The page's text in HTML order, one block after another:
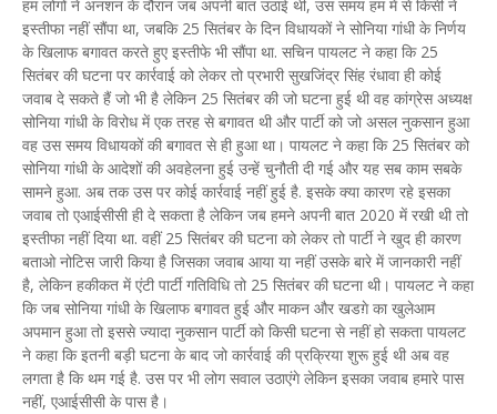
हम लोगों ने अनशन के दौरान जब अपनी बात उठाई थी, उस समय हम में से किसी ने
इस्तीफा नहीं सौंपा था, जबकि 25 सितंबर के दिन विधायकों ने सोनिया गांधी के निर्णय
के खिलाफ बगावत करते हुए इस्तीफे भी सौंपा था. सचिन पायलट ने कहा कि 25
सितंबर की घटना पर कार्रवाई को लेकर तो प्रभारी सुखजिंद्र सिंह रंधावा ही कोई
जवाब दे सकते हैं जो भी है लेकिन 25 सितंबर की जो घटना हुई थी वह कांग्रेस अध्यक्ष
सोनिया गांधी के विरोध में एक तरह से बगावत थी और पार्टी को जो असल नुकसान हुआ
वह उस समय विधायकों की बगावत से ही हुआ था। पायलट ने कहा कि 25 सितंबर को
सोनिया गांधी के आदेशों की अवहेलना हुई उन्हें चुनौती दी गई और यह सब काम सबके
सामने हुआ. अब तक उस पर कोई कार्रवाई नहीं हुई है. इसके क्या कारण रहे इसका
जवाब तो एआईसीसी ही दे सकता है लेकिन जब हमने अपनी बात 2020 में रखी थी तो
इस्तीफा नहीं दिया था. वहीं 25 सितंबर की घटना को लेकर तो पार्टी ने खुद ही कारण
बताओ नोटिस जारी किया है जिसका जवाब आया या नहीं उसके बारे में जानकारी नहीं
है, लेकिन हकीकत में एंटी पार्टी गतिविधि तो 25 सितंबर की घटना थी। पायलट ने कहा
कि जब सोनिया गांधी के खिलाफ बगावत हुई और माकन और खडग़े का खुलेआम
अपमान हुआ तो इससे ज्यादा नुकसान पार्टी को किसी घटना से नहीं हो सकता पायलट
ने कहा कि इतनी बड़ी घटना के बाद जो कार्रवाई की प्रक्रिया शुरू हुई थी अब वह
लगता है कि थम गई है. उस पर भी लोग सवाल उठाएंगे लेकिन इसका जवाब हमारे पास
नहीं, एआईसीसी के पास है।